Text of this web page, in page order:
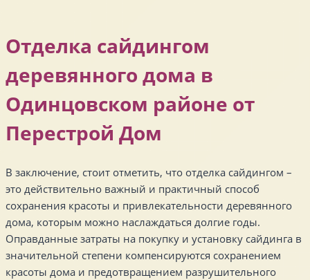
Отделка сайдингом
деревянного дома в
Одинцовском районе от
Перестрой Дом
В заключение, стоит отметить, что отделка сайдингом –
это действительно важный и практичный способ
сохранения красоты и привлекательности деревянного
дома, которым можно наслаждаться долгие годы.
Оправданные затраты на покупку и установку сайдинга в
значительной степени компенсируются сохранением
красоты дома и предотвращением разрушительного